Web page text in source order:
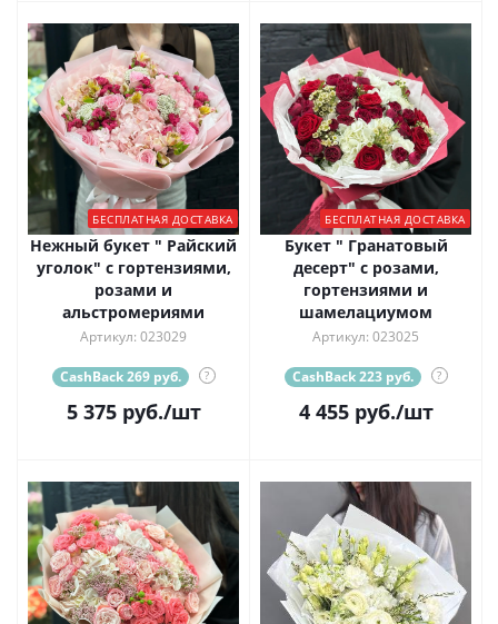
БЕСПЛАТНАЯ ДОСТАВКА
Нежный букет " Райский
уголок" с гортензиями,
розами и
альстромериями
Артикул: 023029
CashBack 269 руб. ?
5 375руб./шт
БЕСПЛАТНАЯ ДОСТАВКА
Букет " Гранатовый
десерт" с розами,
гортензиями и
шамелациумом
Артикул: 023025
CashBack 223 руб. ?
4 455руб./шт